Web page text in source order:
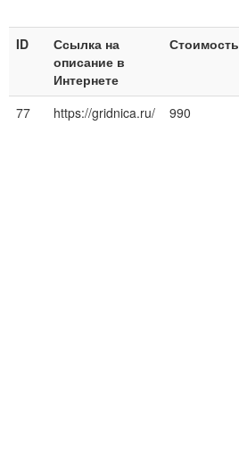
ID
Ссылка на
описание в
Интернете
Стоимость
77 https://gridnica.ru/ 990